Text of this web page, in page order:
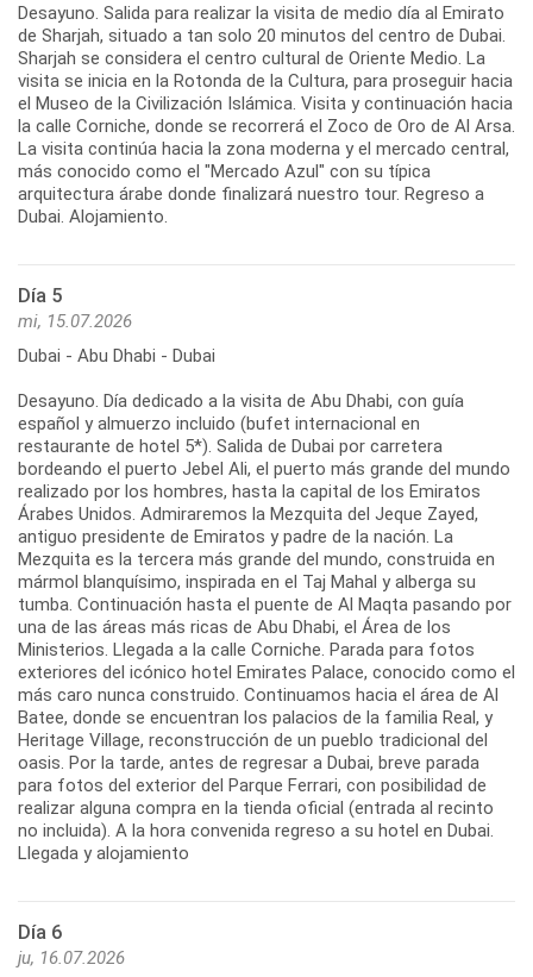
Desayuno. Salida para realizar la visita de medio día al Emirato
de Sharjah, situado a tan solo 20 minutos del centro de Dubai.
Sharjah se considera el centro cultural de Oriente Medio. La
visita se inicia en la Rotonda de la Cultura, para proseguir hacia
el Museo de la Civilización Islámica. Visita y continuación hacia
la calle Corniche, donde se recorrerá el Zoco de Oro de Al Arsa.
La visita continúa hacia la zona moderna y el mercado central,
más conocido como el "Mercado Azul" con su típica
arquitectura árabe donde finalizará nuestro tour. Regreso a
Dubai. Alojamiento.
Día 5
mi, 15.07.2026
Dubai - Abu Dhabi - Dubai
Desayuno. Día dedicado a la visita de Abu Dhabi, con guía
español y almuerzo incluido (bufet internacional en
restaurante de hotel 5*). Salida de Dubai por carretera
bordeando el puerto Jebel Ali, el puerto más grande del mundo
realizado por los hombres, hasta la capital de los Emiratos
Árabes Unidos. Admiraremos la Mezquita del Jeque Zayed,
antiguo presidente de Emiratos y padre de la nación. La
Mezquita es la tercera más grande del mundo, construida en
mármol blanquísimo, inspirada en el Taj Mahal y alberga su
tumba. Continuación hasta el puente de Al Maqta pasando por
una de las áreas más ricas de Abu Dhabi, el Área de los
Ministerios. Llegada a la calle Corniche. Parada para fotos
exteriores del icónico hotel Emirates Palace, conocido como el
más caro nunca construido. Continuamos hacia el área de Al
Batee, donde se encuentran los palacios de la familia Real, y
Heritage Village, reconstrucción de un pueblo tradicional del
oasis. Por la tarde, antes de regresar a Dubai, breve parada
para fotos del exterior del Parque Ferrari, con posibilidad de
realizar alguna compra en la tienda oficial (entrada al recinto
no incluida). A la hora convenida regreso a su hotel en Dubai.
Llegada y alojamiento
Día 6
ju, 16.07.2026